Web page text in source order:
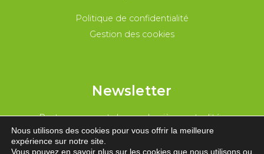
Politique de confidentialité
Gestion des cookies
Newsletter
Reste au courant de nos dernières actualités
REJOINS-NOUS !
Nous utilisons des cookies pour vous offrir la meilleure
expérience sur notre site.
Vous pouvez en savoir plus sur les cookies que nous utilisons ou